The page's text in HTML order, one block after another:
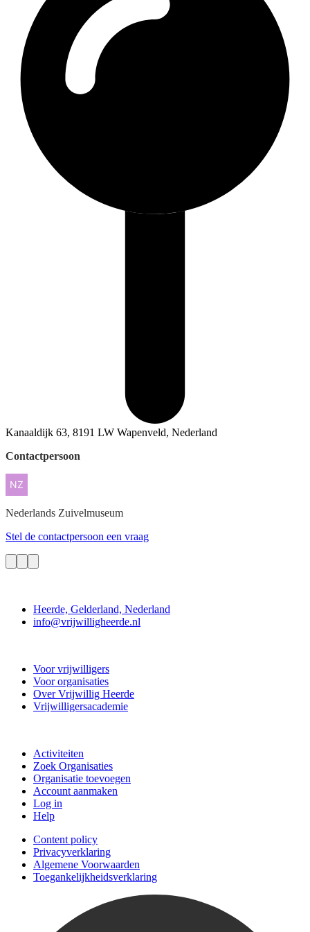
Kanaaldijk 63, 8191 LW Wapenveld, Nederland
Contactpersoon
Nederlands Zuivelmuseum
Stel de contactpersoon een vraag
Heerde, Gelderland, Nederland
info@vrijwilligheerde.nl
Voor vrijwilligers
Voor organisaties
Over Vrijwillig Heerde
Vrijwilligersacademie
Activiteiten
Zoek Organisaties
Organisatie toevoegen
Account aanmaken
Log in
Help
Content policy
Privacyverklaring
Algemene Voorwaarden
Toegankelijkheidsverklaring